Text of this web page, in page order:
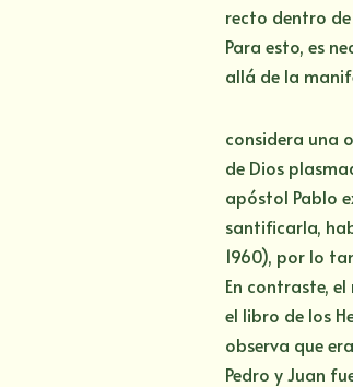
recto dentro de
Para esto, es
allá de la
considera una
de Dios
apóstol Pablo
santificarla,
1960), por lo
En contraste,
el libro de los
observa que
Pedro y Juan